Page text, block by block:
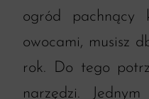
ogród pachnący
owocami, musisz
rok. Do tego
narzędzi.